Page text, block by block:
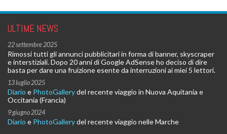
ULTIME NEWS
22 settembre 2025
Rimossi tutti gli annunci pubblicitari in forma di banner, skyscraper
e interstiziali. Dopo 20 anni di Google AdSense ho deciso di dire
basta per dare una fruizione esente da interruzioni ai miei 5 lettori.
13 luglio 2025
Diario e PhotoGallerydel recente viaggio in Nuova Aquitania e
Occitania (Francia)
9 giugno 2024
Diario e PhotoGallerydel recente viaggio nelle Marche